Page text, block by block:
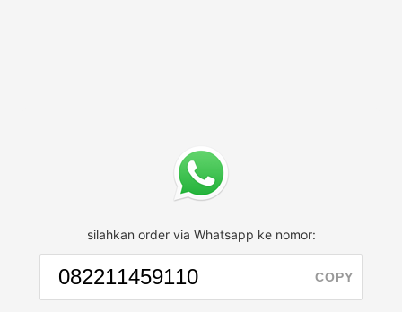
silahkan order via Whatsapp ke nomor:
COPY